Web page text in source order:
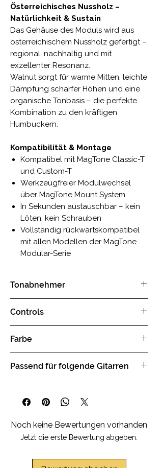
Österreichisches Nussholz –
Natürlichkeit & Sustain
Das Gehäuse des Moduls wird aus
österreichischem Nussholz gefertigt –
regional, nachhaltig und mit
exzellenter Resonanz.
Walnut sorgt für warme Mitten, leichte
Dämpfung scharfer Höhen und eine
organische Tonbasis – die perfekte
Kombination zu den kräftigen
Humbuckern.
Kompatibilität & Montage
Kompatibel mit MagTone Classic-T
und Custom-T
Werkzeugfreier Modulwechsel
über MagTone Mount System
In Sekunden austauschbar – kein
Löten, kein Schrauben
Vollständig rückwärtskompatibel
mit allen Modellen der MagTone
Modular-Serie
Tonabnehmer
2x Humbucker black oder 2x
Humbucker Silver
Controls
1x Tone Drehknopf
1x 3-Wege Toggle Switch
Farbe
Passend für folgende Gitarren
MagTone Custom-T
Noch keine Bewertungen vorhanden
Jetzt die erste Bewertung abgeben.